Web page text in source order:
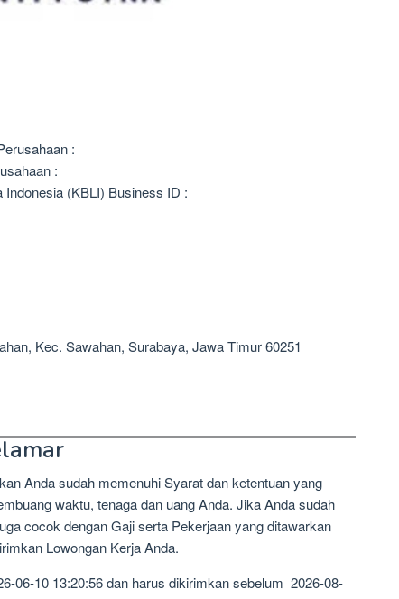
:
:
(KBLI) Business ID :
Kec. Sawahan, Surabaya, Jawa Timur 60251
Anda sudah memenuhi Syarat dan ketentuan yang
waktu, tenaga dan uang Anda. Jika Anda sudah
cocok dengan Gaji serta Pekerjaan yang ditawarkan
Lowongan Kerja Anda.
06-10 13:20:56 dan harus dikirimkan sebelum 2026-08-